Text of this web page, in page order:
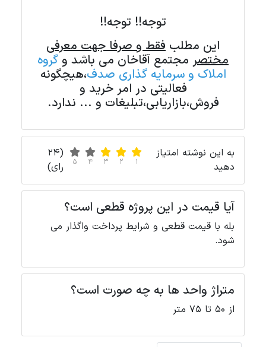
توجه!! توجه!!
این مطلب فقط و صرفا جهت معرفی
مختصر مجتمع آقاخان می باشد و گروه
املاک و سرمایه گذاری صدف،هیچگونه
فعالیتی در امر خرید و
فروش،بازاریابی،تبلیغات و ... ندارد.
به این نوشته امتیاز
دهید
1
2
3
4
5
(24
رای)
آیا قیمت در این پروژه قطعی است؟
بله با قیمت قطعی و شرایط پرداخت واگذار می
شود.
متراژ واحد ها به چه صورت است؟
از 50 تا 75 متر